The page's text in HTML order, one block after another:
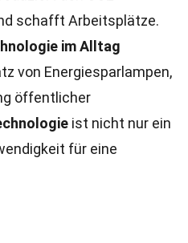
schafft Arbeitsplätze.
im Alltag
von Energiesparlampen,
öffentlicher
ist nicht nur ein
für eine